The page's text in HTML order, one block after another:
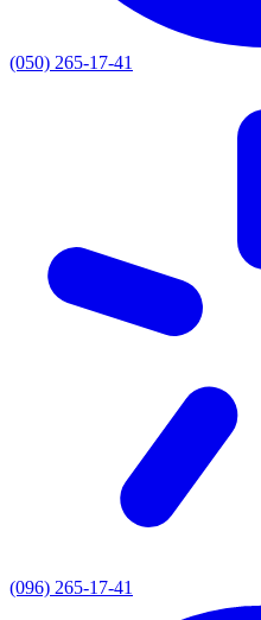
(050) 265-17-41
(096) 265-17-41